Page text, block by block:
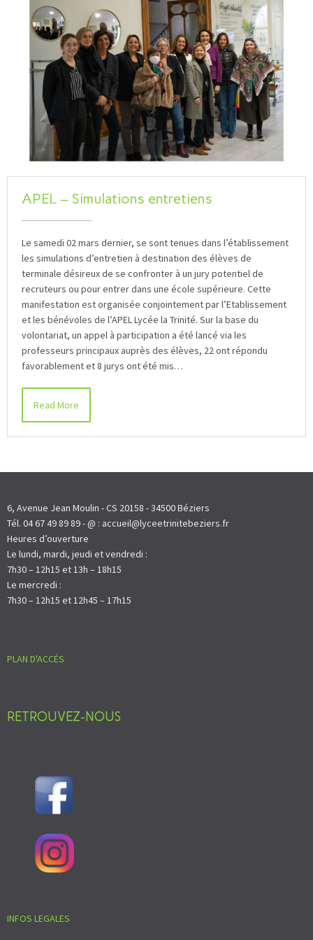
APEL – Simulations entretiens
Le samedi 02 mars dernier, se sont tenues dans l’établissement
les simulations d’entretien à destination des élèves de
terminale désireux de se confronter à un jury potentiel de
recruteurs ou pour entrer dans une école supérieure. Cette
manifestation est organisée conjointement par l’Etablissement
et les bénévoles de l’APEL Lycée la Trinité. Sur la base du
volontariat, un appel à participation a été lancé via les
professeurs principaux auprès des élèves, 22 ont répondu
favorablement et 8 jurys ont été mis…
Read More
6, Avenue Jean Moulin - CS 20158 - 34500 Béziers
Tél. 04 67 49 89 89 - @ : accueil@lyceetrinitebeziers.fr
Heures d’ouverture
Le lundi, mardi, jeudi et vendredi :
7h30 – 12h15 et 13h – 18h15
Le mercredi :
7h30 – 12h15 et 12h45 – 17h15
PLAN D'ACCÉS
RETROUVEZ-NOUS
INFOS LEGALES